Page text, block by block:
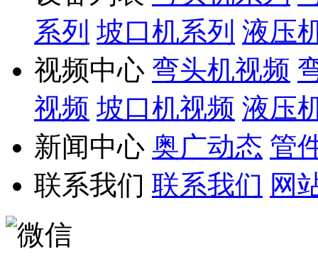
系列 坡口机系列 液压
视频中心 弯头机视频
视频 坡口机视频 液压
新闻中心 奥广动态 管
联系我们 联系我们 网